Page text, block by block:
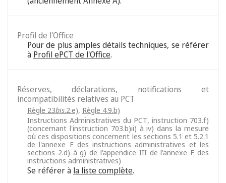
Profil de l'Office
Pour de plus amples détails techniques, se référer
à Profil ePCT de l'Office.
Réserves, déclarations, notifications et
incompatibilités relatives au PCT
Règle 23bis.2.e), Règle 4.9.b)
Instructions Administratives du PCT, instruction 703.f)
(concernant l'instruction 703.b)ii) à iv) dans la mesure
où ces dispositions concernent les sections 5.1 et 5.2.1
de l'annexe F des instructions administratives et les
sections 2.d) à g) de l'appendice III de l'annexe F des
instructions administratives)
Se référer à la liste complète.